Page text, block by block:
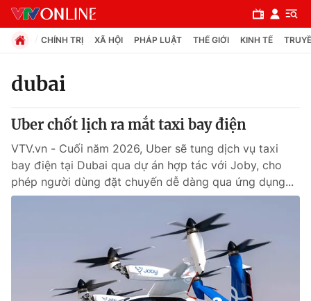
Chuyên mục
Xã hội
CHÍNH TRỊ XÃ HỘI PHÁP LUẬT THẾ GIỚI KINH TẾ
dubai
Uber chốt lịch ra mắt taxi bay điện
VTV.vn - Cuối năm 2026, Uber sẽ tung dịch vụ taxi
bay điện tại Dubai qua dự án hợp tác với Joby, cho
phép người dùng đặt chuyến dễ dàng qua ứng dụng...